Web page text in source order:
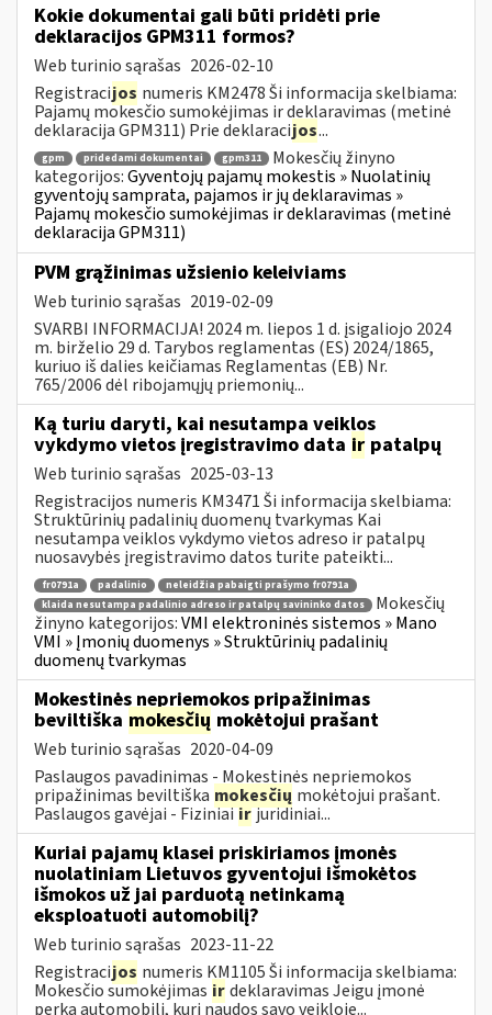
Kokie dokumentai gali būti pridėti prie
deklaracijos GPM311 formos?
Web turinio sąrašas 2026-02-10
Registracijos numeris KM2478 Ši informacija skelbiama:
Pajamų mokesčio sumokėjimas ir deklaravimas (metinė
deklaracija GPM311) Prie deklaracijos...
gpm pridedami dokumentai gpm311
Mokesčių žinyno
kategorijos:Gyventojų pajamų mokestis » Nuolatinių
gyventojų samprata, pajamos ir jų deklaravimas »
Pajamų mokesčio sumokėjimas ir deklaravimas (metinė
deklaracija GPM311)
PVM grąžinimas užsienio keleiviams
Web turinio sąrašas 2019-02-09
SVARBI INFORMACIJA! 2024 m. liepos 1 d. įsigaliojo 2024
m. birželio 29 d. Tarybos reglamentas (ES) 2024/1865,
kuriuo iš dalies keičiamas Reglamentas (EB) Nr.
765/2006 dėl ribojamųjų priemonių...
Ką turiu daryti, kai nesutampa veiklos
vykdymo vietos įregistravimo data ir patalpų
Web turinio sąrašas 2025-03-13
Registracijos numeris KM3471 Ši informacija skelbiama:
Struktūrinių padalinių duomenų tvarkymas Kai
nesutampa veiklos vykdymo vietos adreso ir patalpų
nuosavybės įregistravimo datos turite pateikti...
fr0791a padalinio
neleidžia pabaigti prašymo fr0791a
klaida nesutampa padalinio adreso ir patalpų savininko datos
Mokesčių
žinyno kategorijos:VMI elektroninės sistemos » Mano
VMI » Įmonių duomenys » Struktūrinių padalinių
duomenų tvarkymas
Mokestinės nepriemokos pripažinimas
beviltiška mokesčių mokėtojui prašant
Web turinio sąrašas 2020-04-09
Paslaugos pavadinimas - Mokestinės nepriemokos
pripažinimas beviltiška mokesčių mokėtojui prašant.
Paslaugos gavėjai - Fiziniaiirjuridiniai...
Kuriai pajamų klasei priskiriamos įmonės
nuolatiniam Lietuvos gyventojui išmokėtos
išmokos už jai parduotą netinkamą
eksploatuoti automobilį?
Web turinio sąrašas 2023-11-22
Registracijos numeris KM1105 Ši informacija skelbiama:
Mokesčio sumokėjimas irdeklaravimas Jeigu įmonė
perka automobilį, kurį naudos savo veikloje...